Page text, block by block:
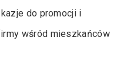
do promocji i
wśród mieszkańców